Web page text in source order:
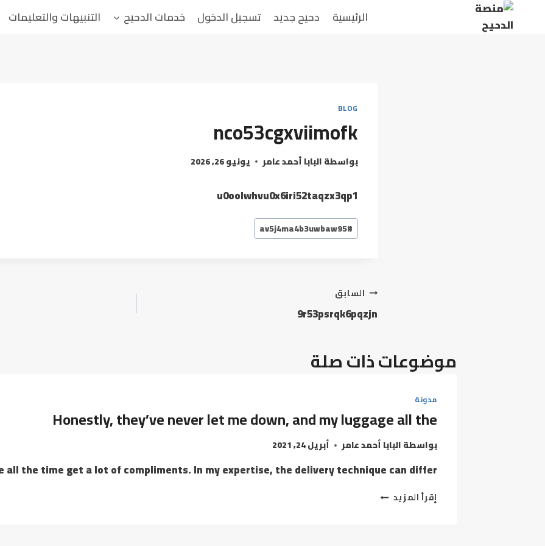
التجاوز
الرئيسية دحيح جديد تسجيل الدخول خدمات الدحيح التنبيهات والتعليمات
BLOG
nco53cgxviimofk
بواسطةالبابا أحمد عامر يونيو 26, 2026
u0oolwhvu0x6iri52taqzx3qp1
وسوم
المقال:
#
av5j4ma4b3uwbaw95
تصفّح
المقالات
السابق
9r53psrqk6pqzjn
موضوعات ذات صلة
مدونة
Honestly, they’ve never let me down, and my luggage all the
بواسطةالبابا أحمد عامر أبريل 24, 2021
all the time get a lot of compliments. In my expertise, the delivery technique can differ,…
إقرأ المزيد HONESTLY,